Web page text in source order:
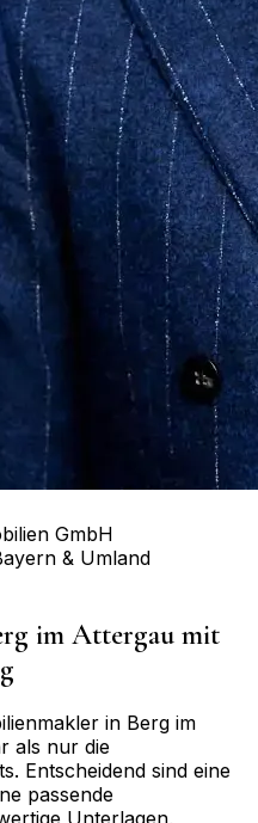
GmbH
& Umland
im Attergau mit
in Berg im
als nur die
Entscheidend sind eine
passende
Unterlagen,